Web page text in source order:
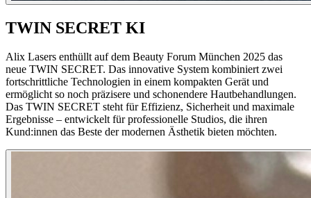
TWIN SECRET KI
Alix Lasers enthüllt auf dem Beauty Forum München 2025 das
neue TWIN SECRET. Das innovative System kombiniert zwei
fortschrittliche Technologien in einem kompakten Gerät und
ermöglicht so noch präzisere und schonendere Hautbehandlungen.
Das TWIN SECRET steht für Effizienz, Sicherheit und maximale
Ergebnisse – entwickelt für professionelle Studios, die ihren
Kund:innen das Beste der modernen Ästhetik bieten möchten.